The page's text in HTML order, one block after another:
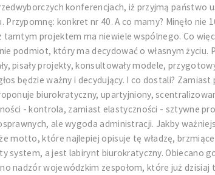
konferencjach, iż przyjmą
Przypomnę: konkret nr 40. A co mamy? Minęło
projektem ma niewiele wspólnego. Co
podmiot, który ma decydować o własnym życiu.
pisały projekty, konsultowały modele,
będzie ważny i decydujący. I co dostali?
biurokratyczny, upartyjniony,
- kontrola, zamiast elastyczności - sztywne
ale wygoda administracji. Jakby
motto, które najlepiej opisuje tę władzę,
a jest labirynt biurokratyczny. Obiecano
nadzór wojewódzkim zespołom, które już